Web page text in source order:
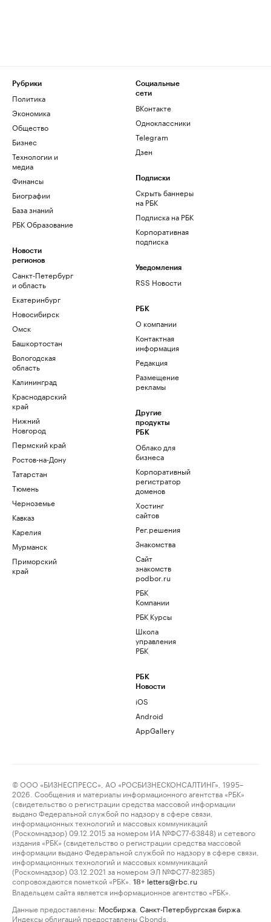
Рубрики
Политика
Экономика
Общество
Бизнес
Технологии и
медиа
Финансы
Биографии
База знаний
РБК Образование
Новости
регионов
Санкт-Петербург
и область
Екатеринбург
Новосибирск
Омск
Башкортостан
Вологодская
область
Калининград
Краснодарский
край
Нижний
Новгород
Пермский край
Ростов-на-Дону
Татарстан
Тюмень
Черноземье
Кавказ
Карелия
Мурманск
Приморский
край
Социальные
сети
ВКонтакте
Одноклассники
Telegram
Дзен
Подписки
Скрыть баннеры
на РБК
Подписка на РБК
Корпоративная
подписка
Уведомления
RSS Новости
РБК
О компании
Контактная
информация
Редакция
Размещение
рекламы
Другие
продукты
РБК
Облако для
бизнеса
Корпоративный
регистратор
доменов
Хостинг
сайтов
Рег.решения
Знакомства
Сайт
знакомств
podbor.ru
РБК
Компании
РБК Курсы
Школа
управления
РБК
РБК
Новости
iOS
Android
AppGallery
© ООО «БИЗНЕСПРЕСС», АО «РОСБИЗНЕСКОНСАЛТИНГ», 1995–
2026. Сообщения и материалы информационного агентства «РБК»
(свидетельство о регистрации средства массовой информации
выдано Федеральной службой по надзору в сфере связи,
информационных технологий и массовых коммуникаций
(Роскомнадзор) 09.12.2015 за номером ИА №ФС77-63848) и сетевого
издания «РБК» (свидетельство о регистрации средства массовой
информации выдано Федеральной службой по надзору в сфере связи,
информационных технологий и массовых коммуникаций
(Роскомнадзор) 03.12.2021 за номером ЭЛ №ФС77-82385)
сопровождаются пометкой «РБК».
18+ letters@rbc.ru
Владельцем сайта является информационное агентство «РБК».
Данные предоставлены: Мосбиржа Санкт-Петербургская биржа
Индексы облигаций предоставлены Cbonds.